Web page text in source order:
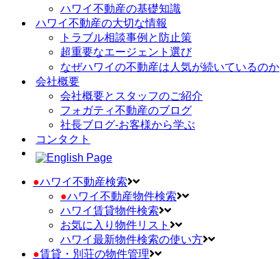
ハワイ不動産の基礎知識
ハワイ不動産の大切な情報
トラブル相談事例と防止策
超重要なエージェント選び
なぜハワイの不動産は人気が続いているのか
会社概要
会社概要とスタッフのご紹介
フォガティ不動産のブログ
社長ブログ-お客様から学ぶ
コンタクト
●ハワイ不動産検索
●ハワイ不動産物件検索
ハワイ賃貸物件検索
お気に入り物件リスト
ハワイ最新物件検索の使い方
●賃貸・別荘の物件管理